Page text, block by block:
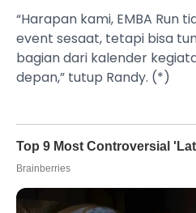
“Harapan kami, EMBA Run
event sesaat, tetapi bisa
bagian dari kalender
depan,” tutup Randy. (*)